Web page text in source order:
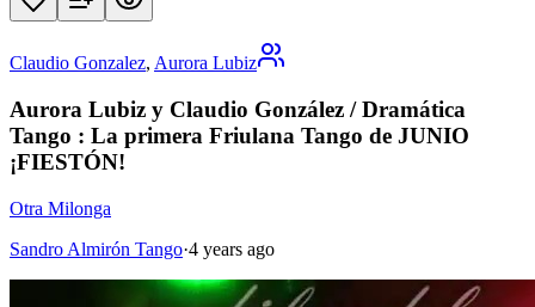
Claudio Gonzalez, Aurora Lubiz
Aurora Lubiz y Claudio González / Dramática
Tango : La primera Friulana Tango de JUNIO
¡FIESTÓN!
Otra Milonga
Sandro Almirón Tango·4 years ago